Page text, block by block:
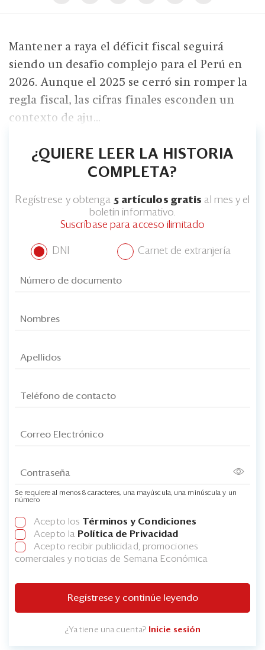
Mantener a raya el déficit fiscal seguirá
siendo un desafío complejo para el Perú en
2026. Aunque el 2025 se cerró sin romper la
regla fiscal, las cifras finales esconden un
contexto de aju...
¿QUIERE LEER LA HISTORIA
COMPLETA?
Regístrese y obtenga 5 artículos gratis al mes y el
boletín informativo.
Suscríbase para acceso ilimitado
DNI Carnet de extranjería
Se requiere al menos 8 caracteres, una mayúscula, una minúscula y un
número
Acepto los Términos y Condiciones
Acepto la Política de Privacidad
Acepto recibir publicidad, promociones
comerciales y noticias de Semana Económica
Regístrese y continúe leyendo
¿Ya tiene una cuenta? Inicie sesión